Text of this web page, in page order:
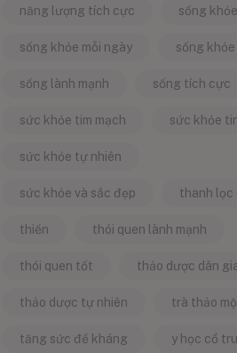
năng lượng tích cực sống khỏe
sống khỏe mỗi ngày sống
sống lành mạnh sống tích cực
sức khỏe tim mạch sức khỏe
sức khỏe tự nhiên
sức khỏe và sắc đẹp thanh lọc
thiền thói quen lành mạnh
thói quen tốt thảo dược dân
thảo dược tự nhiên trà thảo
tăng sức đề kháng y học cổ